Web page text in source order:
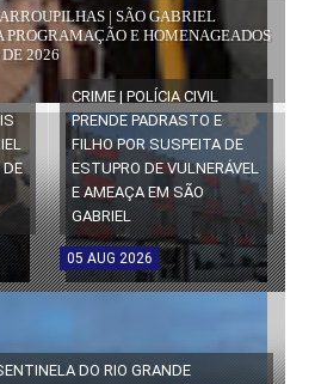
| SÃO GABRIEL
PROGRAMAÇÃO E HOMENAGEADOS
2026
DE
CRIME | POLÍCIA CIVIL
PRENDE PADRASTO E
FILHO POR SUSPEITA DE
ESTUPRO DE VULNERÁVEL
E AMEAÇA EM SÃO
GABRIEL
05 AUG 2026
DO RIO GRANDE